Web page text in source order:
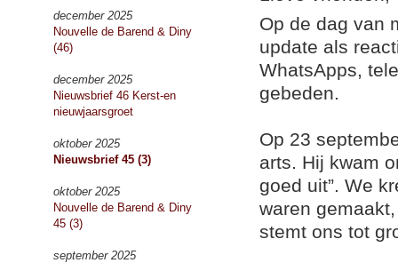
december 2025
Nouvelle de Barend & Diny
(46)
december 2025
Nieuwsbrief 46 Kerst-en
nieuwjaarsgroet
oktober 2025
Nieuwsbrief 45 (3)
oktober 2025
Nouvelle de Barend & Diny
45 (3)
september 2025
Op de dag van
update als
WhatsApps,
gebeden.
Op 23
arts. Hij kwam
goed uit”. We
waren
stemt ons tot